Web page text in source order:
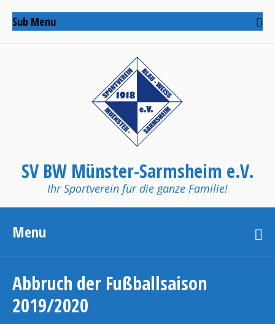
Sub Menu
SV BW Münster-Sarmsheim e.V.
Ihr Sportverein für die ganze Familie!
Menu
Abbruch der Fußballsaison
2019/2020